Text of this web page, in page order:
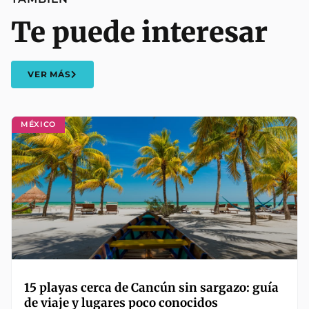
MÉXICO
15 playas cerca de Cancún sin sargazo: guía
de viaje y lugares poco conocidos
Te puede interesar
VER MÁS